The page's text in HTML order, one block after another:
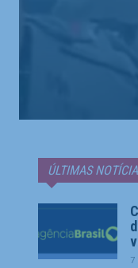
ÚLTIMAS
7